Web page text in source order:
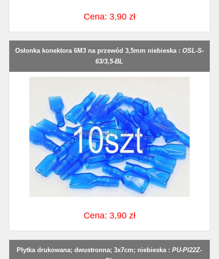
Cena: 3,90 zł
Osłonka konektora 6M3 na przewód 3,5mm niebieska : OSL-S-
63/3,5-BL
Cena: 3,90 zł
Płytka drukowana; dwustronna; 3x7cm; niebieska :PU-PI22Z-